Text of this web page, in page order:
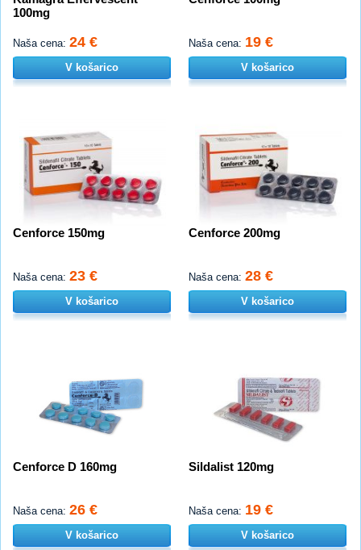
100mg
Naša cena: 24 €
V košarico
Naša cena: 19 €
V košarico
Cenforce 150mg
Naša cena: 23 €
V košarico
Cenforce 200mg
Naša cena: 28 €
V košarico
Cenforce D 160mg
Naša cena: 26 €
V košarico
Sildalist 120mg
Naša cena: 19 €
V košarico